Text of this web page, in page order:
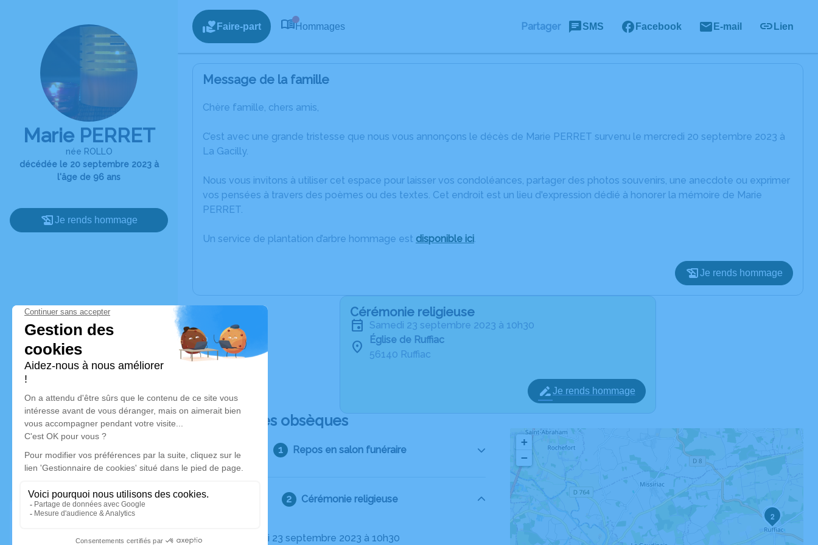
Marie PERRET
née ROLLO
décédée le 20 septembre 2023 à
l'âge de 96 ans
Je rends hommage
Faire-part Hommages Partager SMS Facebook E-mail Lien
Message de la famille
Chère famille, chers amis,
C’est avec une grande tristesse que nous vous annonçons le décès de Marie PERRET survenu le mercredi 20 septembre 2023 à
La Gacilly.
Nous vous invitons à utiliser cet espace pour laisser vos condoléances, partager des photos souvenirs, une anecdote ou exprimer
vos pensées à travers des poèmes ou des textes. Cet endroit est un lieu d'expression dédié à honorer la mémoire de Marie
PERRET.
Un service de plantation d’arbre hommage est disponible ici.
Je rends hommage
Cérémonie religieuse
samedi 23 septembre 2023 à 10h30
Église de Ruffiac
56140 Ruffiac
Je rends hommage
Déroulé des obsèques
Repos en salon funéraire
Cérémonie religieuse
Le samedi 23 septembre 2023 à 10h30
2
3
+
−